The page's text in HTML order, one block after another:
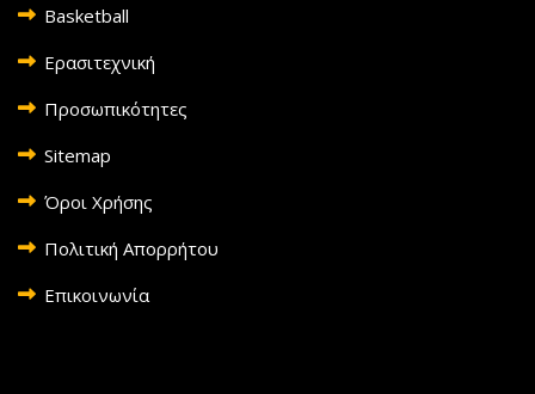
Basketball
Ερασιτεχνική
Προσωπικότητες
Sitemap
Όροι Χρήσης
Πολιτική Απορρήτου
Επικοινωνία